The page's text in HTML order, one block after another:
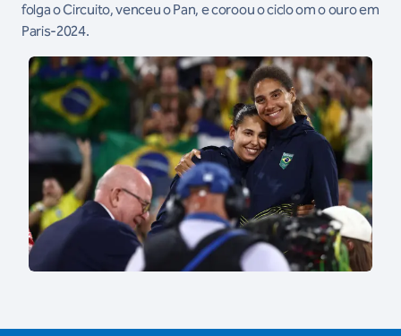
folga o Circuito, venceu o Pan, e coroou o ciclo om o ouro em
Paris-2024.